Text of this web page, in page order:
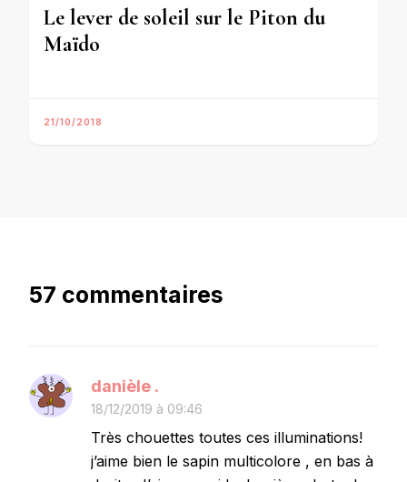
Le lever de soleil sur le Piton du
Maïdo
21/10/2018
57 commentaires
danièle .
18/12/2019 à 09:46
Très chouettes toutes ces illuminations!
j’aime bien le sapin multicolore , en bas à